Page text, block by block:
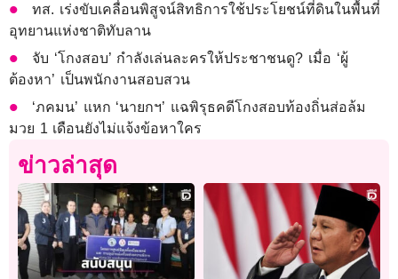
ทส. เร่งขับเคลื่อนพิสูจน์สิทธิการใช้ประโยชน์ที่ดินในพื้นที่
อุทยานแห่งชาติทับลาน
จับ ‘โกงสอบ’ กำลังเล่นละครให้ประชาชนดู? เมื่อ ‘ผู้
ต้องหา’ เป็นพนักงานสอบสวน
‘ภคมน’ แหก ‘นายกฯ’ แฉพิรุธคดีโกงสอบท้องถิ่นส่อล้ม
มวย 1 เดือนยังไม่แจ้งข้อหาใคร
ข่าวล่าสุด